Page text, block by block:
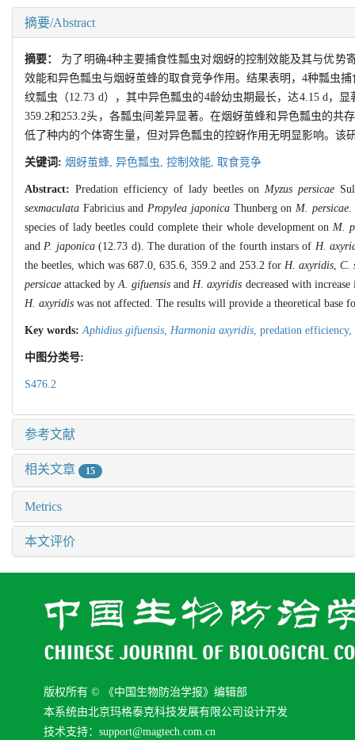
摘要/Abstract
摘要： 为了明确4种主要捕食性瓢虫对烟蚜的控制效能及其与优
效能和异色瓢虫与烟蚜茧蜂的取食竞争作用。结果表明，4种瓢虫
纹瓢虫（12.73 d），其中异色瓢虫的4龄幼虫期最长，达4.15 d，
359.2和253.2头，各瓢虫间差异显著。在烟蚜茧蜂和异色瓢虫的
低了种内的个体寄生量，但对异色瓢虫的控蚜作用无明显影响。
关键词: 烟蚜茧蜂, 异色瓢虫, 控制效能, 取食竞争
Abstract: Predation efficiency of lady beetles onMyzus persicae
sexmaculata Fabricius andPropylea japonica Thunberg onM. persicae.
species of lady beetles could complete their whole development onM.
and P. japonica(12.73 d). The duration of the fourth instars of H.
the beetles, which was 687.0, 635.6, 359.2 and 253.2 forH. axyridis, C.
persicae attacked byA. gifuensis andH.axyridis decreased with
H. axyridis was not affected. The results will provide a theoretical
Key words:Aphidius gifuensis, Harmonia axyridis, predation efficiency,
中图分类号:
S476.2
参考文献
相关文章 15
Metrics
本文评价
版权所有 © 《中国生物防治学报》编辑部
本系统由北京玛格泰克科技发展有限公司设计开发
技术支持：support@magtech.com.cn